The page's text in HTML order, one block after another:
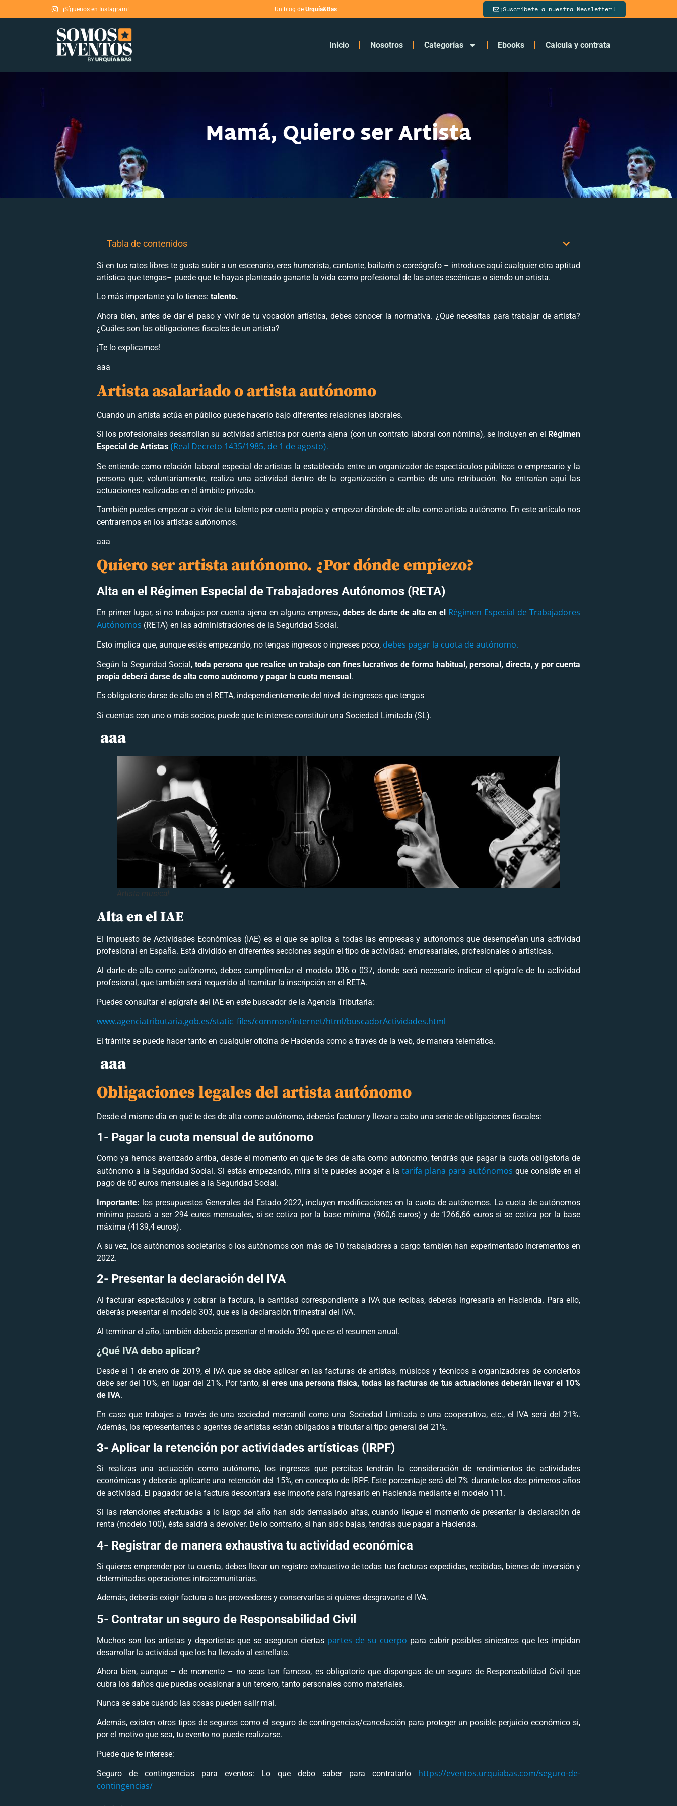
¡Síguenos en Instagram! Un blog deUrquía&Bas ¡Suscríbete a nuestra Newsletter!
Inicio Nosotros Categorías Ebooks Calcula y contrata
Mamá, Quiero ser Artista
Tabla de contenidos
Si en tus ratos libres te gusta subir a un escenario, eres humorista, cantante, bailarín o coreógrafo – introduce aquí cualquier otra aptitud
artística que tengas– puede que te hayas planteado ganarte la vida como profesional de las artes escénicas o siendo un artista.
Lo más importante ya lo tienes: talento.
Ahora bien, antes de dar el paso y vivir de tu vocación artística, debes conocer la normativa. ¿Qué necesitas para trabajar de artista?
¿Cuáles son las obligaciones fiscales de un artista?
¡Te lo explicamos!
aaa
Artista asalariado o artista autónomo
Cuando un artista actúa en público puede hacerlo bajo diferentes relaciones laborales.
Si los profesionales desarrollan su actividad artística por cuenta ajena (con un contrato laboral con nómina), se incluyen en el Régimen
Especial de Artistas (Real Decreto 1435/1985, de 1 de agosto).
Se entiende como relación laboral especial de artistas la establecida entre un organizador de espectáculos públicos o empresario y la
persona que, voluntariamente, realiza una actividad dentro de la organización a cambio de una retribución. No entrarían aquí las
actuaciones realizadas en el ámbito privado.
También puedes empezar a vivir de tu talento por cuenta propia y empezar dándote de alta como artista autónomo. En este artículo nos
centraremos en los artistas autónomos.
aaa
Quiero ser artista autónomo. ¿Por dónde empiezo?
Alta en el Régimen Especial de Trabajadores Autónomos (RETA)
En primer lugar, si no trabajas por cuenta ajena en alguna empresa, debes de darte de alta en el Régimen Especial de Trabajadores
Autónomos (RETA) en las administraciones de la Seguridad Social.
Esto implica que, aunque estés empezando, no tengas ingresos o ingreses poco, debes pagar la cuota deautónomo.
Según la Seguridad Social, toda persona que realice un trabajo con fines lucrativos de forma habitual, personal, directa, y por cuenta
propia deberá darse de alta como autónomo y pagar la cuota mensual.
Es obligatorio darse de alta en el RETA, independientemente del nivel de ingresos que tengas
Si cuentas con uno o más socios, puede que te interese constituir una Sociedad Limitada (SL).
aaa
Artista musical
Alta en el IAE
El Impuesto de Actividades Económicas (IAE) es el que se aplica a todas las empresas y autónomos que desempeñan una actividad
profesional en España. Está dividido en diferentes secciones según el tipo de actividad: empresariales, profesionales o artísticas.
Al darte de alta como autónomo, debes cumplimentar el modelo 036 o 037, donde será necesario indicar el epígrafe de tu actividad
profesional, que también será requerido al tramitar la inscripción en el RETA.
Puedes consultar el epígrafe del IAE en este buscador de la Agencia Tributaria:
www.agenciatributaria.gob.es/static_files/common/internet/html/buscadorActividades.html
El trámite se puede hacer tanto en cualquier oficina de Hacienda como a través de la web, de manera telemática.
aaa
Obligaciones legales del artista autónomo
Desde el mismo día en qué te des de alta como autónomo, deberás facturar y llevar a cabo una serie de obligaciones fiscales:
1- Pagar la cuota mensual de autónomo
Como ya hemos avanzado arriba, desde el momento en que te des de alta como autónomo, tendrás que pagar la cuota obligatoria de
autónomo a la Seguridad Social. Si estás empezando, mira si te puedes acoger a la tarifa plana para autónomos que consiste en el
pago de 60 euros mensuales a la Seguridad Social.
Importante: los presupuestos Generales del Estado 2022, incluyen modificaciones en la cuota de autónomos. La cuota de autónomos
mínima pasará a ser 294 euros mensuales, si se cotiza por la base mínima (960,6 euros) y de 1266,66 euros si se cotiza por la base
máxima (4139,4 euros).
A su vez, los autónomos societarios o los autónomos con más de 10 trabajadores a cargo también han experimentado incrementos en
2022.
2- Presentar la declaración del IVA
Al facturar espectáculos y cobrar la factura, la cantidad correspondiente a IVA que recibas, deberás ingresarla en Hacienda. Para ello,
deberás presentar el modelo 303, que es la declaración trimestral del IVA.
Al terminar el año, también deberás presentar el modelo 390 que es el resumen anual.
¿Qué IVA debo aplicar?
Desde el 1 de enero de 2019, el IVA que se debe aplicar en las facturas de artistas, músicos y técnicos a organizadores de conciertos
debe ser del 10%, en lugar del 21%. Por tanto, si eres una persona física, todas las facturas de tus actuaciones deberán llevar el 10%
de IVA.
En caso que trabajes a través de una sociedad mercantil como una Sociedad Limitada o una cooperativa, etc., el IVA será del 21%.
Además, los representantes o agentes de artistas están obligados a tributar al tipo general del 21%.
3- Aplicar la retención por actividades artísticas (IRPF)
Si realizas una actuación como autónomo, los ingresos que percibas tendrán la consideración de rendimientos de actividades
económicas y deberás aplicarte una retención del 15%, en concepto de IRPF. Este porcentaje será del 7% durante los dos primeros años
de actividad. El pagador de la factura descontará ese importe para ingresarlo en Hacienda mediante el modelo 111.
Si las retenciones efectuadas a lo largo del año han sido demasiado altas, cuando llegue el momento de presentar la declaración de
renta (modelo 100), ésta saldrá a devolver. De lo contrario, si han sido bajas, tendrás que pagar a Hacienda.
4- Registrar de manera exhaustiva tu actividad económica
Si quieres emprender por tu cuenta, debes llevar un registro exhaustivo de todas tus facturas expedidas, recibidas, bienes de inversión y
determinadas operaciones intracomunitarias.
Además, deberás exigir factura a tus proveedores y conservarlas si quieres desgravarte el IVA.
5- Contratar un seguro de Responsabilidad Civil
Muchos son los artistas y deportistas que se aseguran ciertas partes de su cuerpo para cubrir posibles siniestros que les impidan
desarrollar la actividad que los ha llevado al estrellato.
Ahora bien, aunque – de momento – no seas tan famoso, es obligatorio que dispongas de un seguro de Responsabilidad Civil que
cubra los daños que puedas ocasionar a un tercero, tanto personales como materiales.
Nunca se sabe cuándo las cosas pueden salir mal.
Además, existen otros tipos de seguros como el seguro de contingencias/cancelación para proteger un posible perjuicio económico si,
por el motivo que sea, tu evento no puede realizarse.
Puede que te interese:
Seguro de contingencias para eventos: Lo que debo saber para contratarlo
https://eventos.urquiabas.com/seguro-de-
contingencias/